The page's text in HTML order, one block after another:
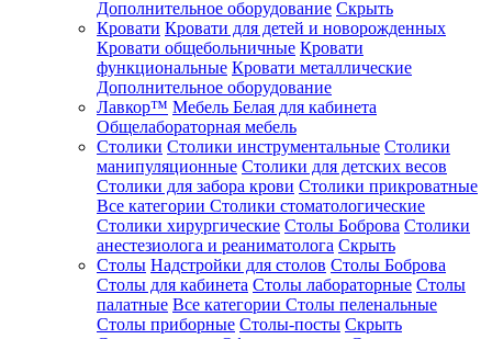
Дополнительное оборудование Скрыть
Кровати Кровати для детей и новорожденных
Кровати общебольничные Кровати
функциональные Кровати металлические
Дополнительное оборудование
Лавкор™ Мебель Белая для кабинета
Общелабораторная мебель
Столики Столики инструментальные Столики
манипуляционные Столики для детских весов
Столики для забора крови Столики прикроватные
Все категории Столики стоматологические
Столики хирургические Столы Боброва Столики
анестезиолога и реаниматолога Скрыть
Столы Надстройки для столов Столы Боброва
Столы для кабинета Столы лабораторные Столы
палатные Все категории Столы пеленальные
Столы приборные Столы-посты Скрыть